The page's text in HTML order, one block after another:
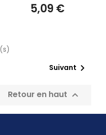
5,09 €
Suivant 
Retour en haut 